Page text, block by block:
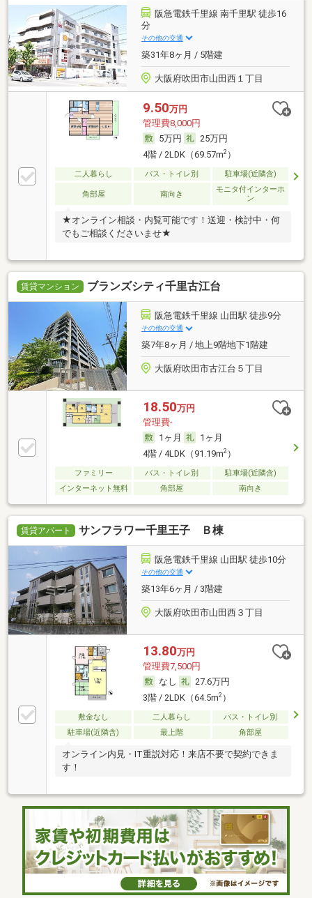
阪急電鉄千里線 南千里駅 徒歩16
分
その他の交通
築31年8ヶ月 / 5階建
大阪府吹田市山田西１丁目
9.50万円
管理費8,000円
5万円
25万円
4階 / 2LDK（69.57m2）
二人暮らし バス・トイレ別 駐車場(近隣含)
角部屋 南向き
モニタ付インターホ
ン
★オンライン相談・内覧可能です！送迎・検討中・何
でもご相談くださいませ★
賃貸マンション ブランズシティ千里古江台
阪急電鉄千里線 山田駅 徒歩9分
その他の交通
築7年8ヶ月 / 地上9階地下1階建
大阪府吹田市古江台５丁目
18.50万円
管理費-
1ヶ月
1ヶ月
4階 / 4LDK（91.19m2）
ファミリー バス・トイレ別
駐車場(近隣含)
インターネット無料
角部屋 南向き
賃貸アパート サンフラワー千里王子 Ｂ棟
阪急電鉄千里線 山田駅 徒歩10分
その他の交通
築13年6ヶ月 / 3階建
大阪府吹田市山田西３丁目
13.80万円
管理費7,500円
なし
27.6万円
3階 / 2LDK（64.5m2）
敷金なし 二人暮らし
バス・トイレ別
駐車場(近隣含)
最上階 角部屋
オンライン内見・IT重説対応！来店不要で契約できま
す！